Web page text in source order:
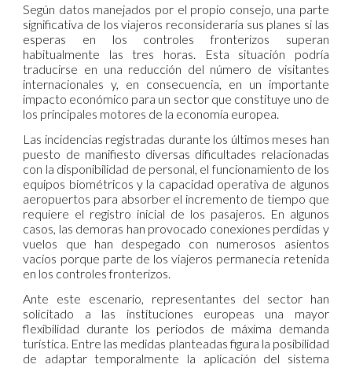
Según datos manejados por el propio consejo, una parte
significativa de los viajeros reconsideraría sus planes si las
esperas en los controles fronterizos superan
habitualmente las tres horas. Esta situación podría
traducirse en una reducción del número de visitantes
internacionales y, en consecuencia, en un importante
impacto económico para un sector que constituye uno de
los principales motores de la economía europea.
Las incidencias registradas durante los últimos meses han
puesto de manifiesto diversas dificultades relacionadas
con la disponibilidad de personal, el funcionamiento de los
equipos biométricos y la capacidad operativa de algunos
aeropuertos para absorber el incremento de tiempo que
requiere el registro inicial de los pasajeros. En algunos
casos, las demoras han provocado conexiones perdidas y
vuelos que han despegado con numerosos asientos
vacíos porque parte de los viajeros permanecía retenida
en los controles fronterizos.
Ante este escenario, representantes del sector han
solicitado a las instituciones europeas una mayor
flexibilidad durante los periodos de máxima demanda
turística. Entre las medidas planteadas figura la posibilidad
de adaptar temporalmente la aplicación del sistema